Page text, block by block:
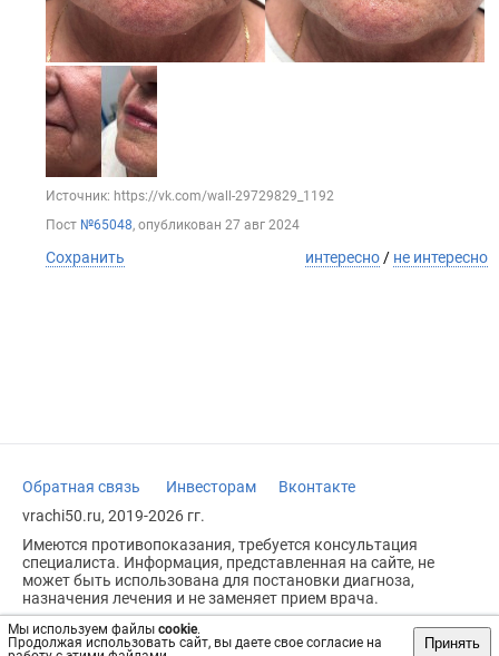
Мы используем файлы cookie.
Продолжая использовать сайт, вы даете свое согласие на
Принять
Источник: https://vk.com/wall-29729829_1192
Пост №65048, опубликован 27 авг 2024
Сохранить интересно / не интересно
Обратная связь Инвесторам
Вконтакте
vrachi50.ru, 2019-2026 гг.
Имеются противопоказания, требуется консультация
специалиста. Информация, представленная на сайте, не
может быть использована для постановки диагноза,
назначения лечения и не заменяет прием врача.
Возрастное ограничение: 18+